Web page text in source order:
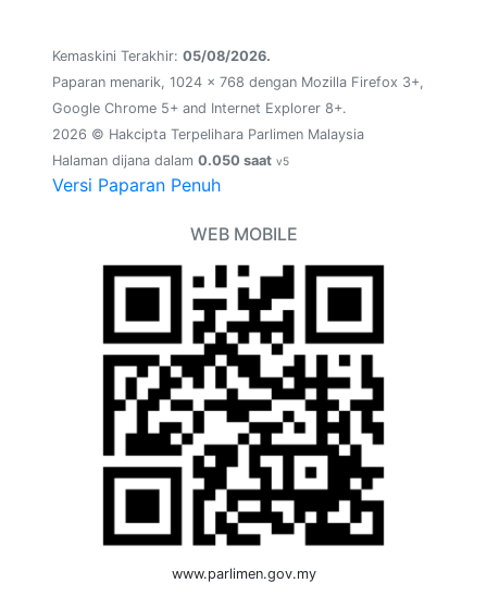
Kemaskini Terakhir: 05/08/2026.
Paparan menarik, 1024 x 768 dengan Mozilla Firefox 3+,
Google Chrome 5+ and Internet Explorer 8+.
2026 © Hakcipta Terpelihara Parlimen Malaysia
Halaman dijana dalam 0.050 saat v5
Versi Paparan Penuh
WEB MOBILE
www.parlimen.gov.my